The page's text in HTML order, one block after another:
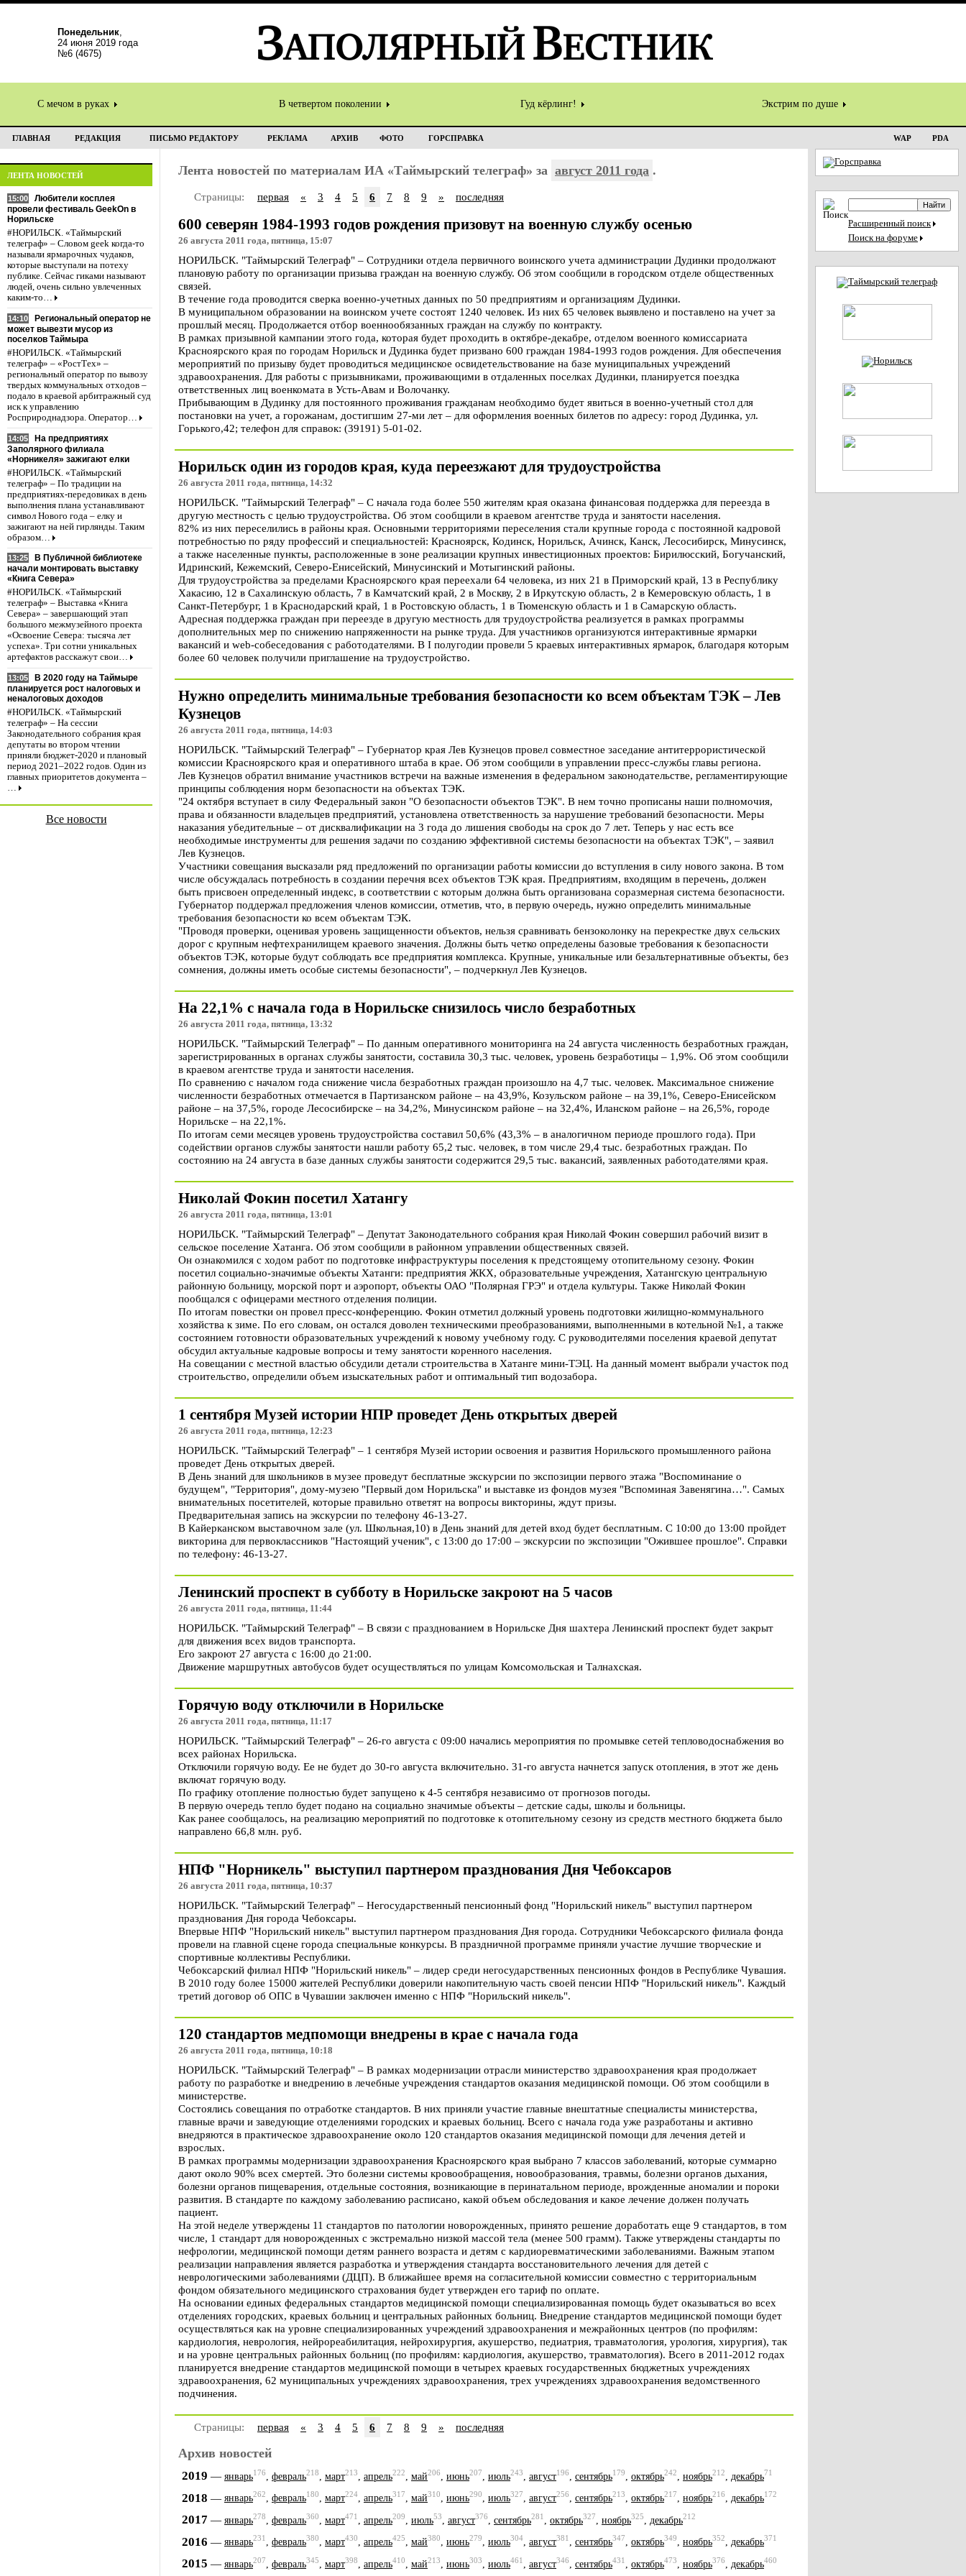
Понедельник,
24 июня 2019 года
№6 (4675)
С мечом в руках В четвертом поколении Гуд кёрлинг! Экстрим по душе
ГЛАВНАЯ РЕДАКЦИЯ ПИСЬМО РЕДАКТОРУ РЕКЛАМА АРХИВ ФОТО ГОРСПРАВКА WAP PDA
ЛЕНТА НОВОСТЕЙ
15:00
Любители косплея
провели фестиваль GeekOn в
Норильске
#НОРИЛЬСК. «Таймырский
телеграф» – Словом geek когда-то
называли ярмарочных чудаков,
которые выступали на потеху
публике. Сейчас гиками называют
людей, очень сильно увлеченных
каким-то…
14:10
Региональный оператор не
может вывезти мусор из
поселков Таймыра
#НОРИЛЬСК. «Таймырский
телеграф» – «РостТех» –
региональный оператор по вывозу
твердых коммунальных отходов –
подало в краевой арбитражный суд
иск к управлению
Росприроднадзора. Оператор…
14:05
На предприятиях
Заполярного филиала
«Норникеля» зажигают елки
#НОРИЛЬСК. «Таймырский
телеграф» – По традиции на
предприятиях-передовиках в день
выполнения плана устанавливают
символ Нового года – елку и
зажигают на ней гирлянды. Таким
образом…
13:25
В Публичной библиотеке
начали монтировать выставку
«Книга Севера»
#НОРИЛЬСК. «Таймырский
телеграф» – Выставка «Книга
Севера» – завершающий этап
большого межмузейного проекта
«Освоение Севера: тысяча лет
успеха». Три сотни уникальных
артефактов расскажут свои…
13:05
В 2020 году на Таймыре
планируется рост налоговых и
неналоговых доходов
#НОРИЛЬСК. «Таймырский
телеграф» – На сессии
Законодательного собрания края
депутаты во втором чтении
приняли бюджет-2020 и плановый
период 2021–2022 годов. Один из
главных приоритетов документа –
…
Все новости
Лента новостей по материалам ИА «Таймырский телеграф» за август 2011 года .
Страницы: первая « 3 4 5 6 7 8 9 » последняя
600 северян 1984-1993 годов рождения призовут на военную службу осенью
26 августа 2011 года, пятница, 15:07
НОРИЛЬСК. "Таймырский Телеграф" – Сотрудники отдела первичного воинского учета администрации Дудинки продолжают
плановую работу по организации призыва граждан на военную службу. Об этом сообщили в городском отделе общественных
связей.
В течение года проводится сверка военно-учетных данных по 50 предприятиям и организациям Дудинки.
В муниципальном образовании на воинском учете состоят 1240 человек. Из них 65 человек выявлено и поставлено на учет за
прошлый месяц. Продолжается отбор военнообязанных граждан на службу по контракту.
В рамках призывной кампании этого года, которая будет проходить в октябре-декабре, отделом военного комиссариата
Красноярского края по городам Норильск и Дудинка будет призвано 600 граждан 1984-1993 годов рождения. Для обеспечения
мероприятий по призыву будет проводиться медицинское освидетельствование на базе муниципальных учреждений
здравоохранения. Для работы с призывниками, проживающими в отдаленных поселках Дудинки, планируется поездка
ответственных лиц военкомата в Усть-Авам и Волочанку.
Прибывающим в Дудинку для постоянного проживания гражданам необходимо будет явиться в военно-учетный стол для
постановки на учет, а горожанам, достигшим 27-ми лет – для оформления военных билетов по адресу: город Дудинка, ул.
Горького,42; телефон для справок: (39191) 5-01-02.
Норильск один из городов края, куда переезжают для трудоустройства
26 августа 2011 года, пятница, 14:32
НОРИЛЬСК. "Таймырский Телеграф" – С начала года более 550 жителям края оказана финансовая поддержка для переезда в
другую местность с целью трудоустройства. Об этом сообщили в краевом агентстве труда и занятости населения.
82% из них переселились в районы края. Основными территориями переселения стали крупные города с постоянной кадровой
потребностью по ряду профессий и специальностей: Красноярск, Кодинск, Норильск, Ачинск, Канск, Лесосибирск, Минусинск,
а также населенные пункты, расположенные в зоне реализации крупных инвестиционных проектов: Бирилюсский, Богучанский,
Идринский, Кежемский, Северо-Енисейский, Минусинский и Мотыгинский районы.
Для трудоустройства за пределами Красноярского края переехали 64 человека, из них 21 в Приморский край, 13 в Республику
Хакасию, 12 в Сахалинскую область, 7 в Камчатский край, 2 в Москву, 2 в Иркутскую область, 2 в Кемеровскую область, 1 в
Санкт-Петербург, 1 в Краснодарский край, 1 в Ростовскую область, 1 в Тюменскую область и 1 в Самарскую область.
Адресная поддержка граждан при переезде в другую местность для трудоустройства реализуется в рамках программы
дополнительных мер по снижению напряженности на рынке труда. Для участников организуются интерактивные ярмарки
вакансий и web-собеседования с работодателями. В I полугодии провели 5 краевых интерактивных ярмарок, благодаря которым
более 60 человек получили приглашение на трудоустройство.
Нужно определить минимальные требования безопасности ко всем объектам ТЭК – Лев
Кузнецов
26 августа 2011 года, пятница, 14:03
НОРИЛЬСК. "Таймырский Телеграф" – Губернатор края Лев Кузнецов провел совместное заседание антитеррористической
комиссии Красноярского края и оперативного штаба в крае. Об этом сообщили в управлении пресс-службы главы региона.
Лев Кузнецов обратил внимание участников встречи на важные изменения в федеральном законодательстве, регламентирующие
принципы соблюдения норм безопасности на объектах ТЭК.
"24 октября вступает в силу Федеральный закон "О безопасности объектов ТЭК". В нем точно прописаны наши полномочия,
права и обязанности владельцев предприятий, установлена ответственность за нарушение требований безопасности. Меры
наказания убедительные – от дисквалификации на 3 года до лишения свободы на срок до 7 лет. Теперь у нас есть все
необходимые инструменты для решения задачи по созданию эффективной системы безопасности на объектах ТЭК", – заявил
Лев Кузнецов.
Участники совещания высказали ряд предложений по организации работы комиссии до вступления в силу нового закона. В том
числе обсуждалась потребность в создании перечня всех объектов ТЭК края. Предприятиям, входящим в перечень, должен
быть присвоен определенный индекс, в соответствии с которым должна быть организована соразмерная система безопасности.
Губернатор поддержал предложения членов комиссии, отметив, что, в первую очередь, нужно определить минимальные
требования безопасности ко всем объектам ТЭК.
"Проводя проверки, оценивая уровень защищенности объектов, нельзя сравнивать бензоколонку на перекрестке двух сельских
дорог с крупным нефтехранилищем краевого значения. Должны быть четко определены базовые требования к безопасности
объектов ТЭК, которые будут соблюдать все предприятия комплекса. Крупные, уникальные или безальтернативные объекты, без
сомнения, должны иметь особые системы безопасности", – подчеркнул Лев Кузнецов.
На 22,1% с начала года в Норильске снизилось число безработных
26 августа 2011 года, пятница, 13:32
НОРИЛЬСК. "Таймырский Телеграф" – По данным оперативного мониторинга на 24 августа численность безработных граждан,
зарегистрированных в органах службы занятости, составила 30,3 тыс. человек, уровень безработицы – 1,9%. Об этом сообщили
в краевом агентстве труда и занятости населения.
По сравнению с началом года снижение числа безработных граждан произошло на 4,7 тыс. человек. Максимальное снижение
численности безработных отмечается в Партизанском районе – на 43,9%, Козульском районе – на 39,1%, Северо-Енисейском
районе – на 37,5%, городе Лесосибирске – на 34,2%, Минусинском районе – на 32,4%, Иланском районе – на 26,5%, городе
Норильске – на 22,1%.
По итогам семи месяцев уровень трудоустройства составил 50,6% (43,3% – в аналогичном периоде прошлого года). При
содействии органов службы занятости нашли работу 65,2 тыс. человек, в том числе 29,4 тыс. безработных граждан. По
состоянию на 24 августа в базе данных службы занятости содержится 29,5 тыс. вакансий, заявленных работодателями края.
Николай Фокин посетил Хатангу
26 августа 2011 года, пятница, 13:01
НОРИЛЬСК. "Таймырский Телеграф" – Депутат Законодательного собрания края Николай Фокин совершил рабочий визит в
сельское поселение Хатанга. Об этом сообщили в районном управлении общественных связей.
Он ознакомился с ходом работ по подготовке инфраструктуры поселения к предстоящему отопительному сезону. Фокин
посетил социально-значимые объекты Хатанги: предприятия ЖКХ, образовательные учреждения, Хатангскую центральную
районную больницу, морской порт и аэропорт, объекты ОАО "Полярная ГРЭ" и отдела культуры. Также Николай Фокин
пообщался с офицерами местного отделения полиции.
По итогам повестки он провел пресс-конференцию. Фокин отметил должный уровень подготовки жилищно-коммунального
хозяйства к зиме. По его словам, он остался доволен техническими преобразованиями, выполненными в котельной №1, а также
состоянием готовности образовательных учреждений к новому учебному году. С руководителями поселения краевой депутат
обсудил актуальные кадровые вопросы и тему занятости коренного населения.
На совещании с местной властью обсудили детали строительства в Хатанге мини-ТЭЦ. На данный момент выбрали участок под
строительство, определили объем изыскательных работ и оптимальный тип водозабора.
1 сентября Музей истории НПР проведет День открытых дверей
26 августа 2011 года, пятница, 12:23
НОРИЛЬСК. "Таймырский Телеграф" – 1 сентября Музей истории освоения и развития Норильского промышленного района
проведет День открытых дверей.
В День знаний для школьников в музее проведут бесплатные экскурсии по экспозиции первого этажа "Воспоминание о
будущем", "Территория", дому-музею "Первый дом Норильска" и выставке из фондов музея "Вспоминая Завенягина…". Самых
внимательных посетителей, которые правильно ответят на вопросы викторины, ждут призы.
Предварительная запись на экскурсии по телефону 46-13-27.
В Кайерканском выставочном зале (ул. Школьная,10) в День знаний для детей вход будет бесплатным. С 10:00 до 13:00 пройдет
викторина для первоклассников "Настоящий ученик", с 13:00 до 17:00 – экскурсии по экспозиции "Ожившее прошлое". Справки
по телефону: 46-13-27.
Ленинский проспект в субботу в Норильске закроют на 5 часов
26 августа 2011 года, пятница, 11:44
НОРИЛЬСК. "Таймырский Телеграф" – В связи с празднованием в Норильске Дня шахтера Ленинский проспект будет закрыт
для движения всех видов транспорта.
Его закроют 27 августа с 16:00 до 21:00.
Движение маршрутных автобусов будет осуществляться по улицам Комсомольская и Талнахская.
Горячую воду отключили в Норильске
26 августа 2011 года, пятница, 11:17
НОРИЛЬСК. "Таймырский Телеграф" – 26-го августа с 09:00 начались мероприятия по промывке сетей тепловодоснабжения во
всех районах Норильска.
Отключили горячую воду. Ее не будет до 30-го августа включительно. 31-го августа начнется запуск отопления, в этот же день
включат горячую воду.
По графику отопление полностью будет запущено к 4-5 сентября независимо от прогнозов погоды.
В первую очередь тепло будет подано на социально значимые объекты – детские сады, школы и больницы.
Как ранее сообщалось, на реализацию мероприятий по подготовке к отопительному сезону из средств местного бюджета было
направлено 66,8 млн. руб.
НПФ "Норникель" выступил партнером празднования Дня Чебоксаров
26 августа 2011 года, пятница, 10:37
НОРИЛЬСК. "Таймырский Телеграф" – Негосударственный пенсионный фонд "Норильский никель" выступил партнером
празднования Дня города Чебоксары.
Впервые НПФ "Норильский никель" выступил партнером празднования Дня города. Сотрудники Чебоксарского филиала фонда
провели на главной сцене города специальные конкурсы. В праздничной программе приняли участие лучшие творческие и
спортивные коллективы Республики.
Чебоксарский филиал НПФ "Норильский никель" – лидер среди негосударственных пенсионных фондов в Республике Чувашия.
В 2010 году более 15000 жителей Республики доверили накопительную часть своей пенсии НПФ "Норильский никель". Каждый
третий договор об ОПС в Чувашии заключен именно с НПФ "Норильский никель".
120 стандартов медпомощи внедрены в крае с начала года
26 августа 2011 года, пятница, 10:18
НОРИЛЬСК. "Таймырский Телеграф" – В рамках модернизации отрасли министерство здравоохранения края продолжает
работу по разработке и внедрению в лечебные учреждения стандартов оказания медицинской помощи. Об этом сообщили в
министерстве.
Состоялись совещания по отработке стандартов. В них приняли участие главные внештатные специалисты министерства,
главные врачи и заведующие отделениями городских и краевых больниц. Всего с начала года уже разработаны и активно
внедряются в практическое здравоохранение около 120 стандартов оказания медицинской помощи для лечения детей и
взрослых.
В рамках программы модернизации здравоохранения Красноярского края выбрано 7 классов заболеваний, которые суммарно
дают около 90% всех смертей. Это болезни системы кровообращения, новообразования, травмы, болезни органов дыхания,
болезни органов пищеварения, отдельные состояния, возникающие в перинатальном периоде, врожденные аномалии и пороки
развития. В стандарте по каждому заболеванию расписано, какой объем обследования и какое лечение должен получать
пациент.
На этой неделе утверждены 11 стандартов по патологии новорожденных, принято решение доработать еще 9 стандартов, в том
числе, 1 стандарт для новорожденных с экстремально низкой массой тела (менее 500 грамм). Также утверждены стандарты по
нефрологии, медицинской помощи детям раннего возраста и детям с кардиоревматическими заболеваниями. Важным этапом
реализации направления является разработка и утверждения стандарта восстановительного лечения для детей с
неврологическими заболеваниями (ДЦП). В ближайшее время на согласительной комиссии совместно с территориальным
фондом обязательного медицинского страхования будет утвержден его тариф по оплате.
На основании единых федеральных стандартов медицинской помощи специализированная помощь будет оказываться во всех
отделениях городских, краевых больниц и центральных районных больниц. Внедрение стандартов медицинской помощи будет
осуществляться как на уровне специализированных учреждений здравоохранения и межрайонных центров (по профилям:
кардиология, неврология, нейрореабилитация, нейрохирургия, акушерство, педиатрия, травматология, урология, хирургия), так
и на уровне центральных районных больниц (по профилям: кардиология, акушерство, травматология). Всего в 2011-2012 годах
планируется внедрение стандартов медицинской помощи в четырех краевых государственных бюджетных учреждениях
здравоохранения, 62 муниципальных учреждениях здравоохранения, трех учреждениях здравоохранения ведомственного
подчинения.
Страницы: первая « 3 4 5 6 7 8 9 » последняя
Архив новостей
2019 — январь176 февраль218 март213 апрель222 май206 июнь207 июль243 август196 сентябрь179 октябрь242 ноябрь212 декабрь71
2018 — январь262, февраль180, март224, апрель317, май310, июнь290, июль327, август256, сентябрь213, октябрь217, ноябрь216, декабрь172
2017 — январь278 февраль360 март471 апрель209 июль53 август376 сентябрь281 октябрь327 ноябрь325 декабрь212
2016 — январь231, февраль380, март430, апрель425, май380, июнь279, июль304, август381, сентябрь347, октябрь349, ноябрь352, декабрь371
2015 — январь207 февраль345 март398 апрель410 май213 июнь303 июль461 август346 сентябрь431 октябрь473 ноябрь376 декабрь460
Расширенный поиск
Поиск на форуме